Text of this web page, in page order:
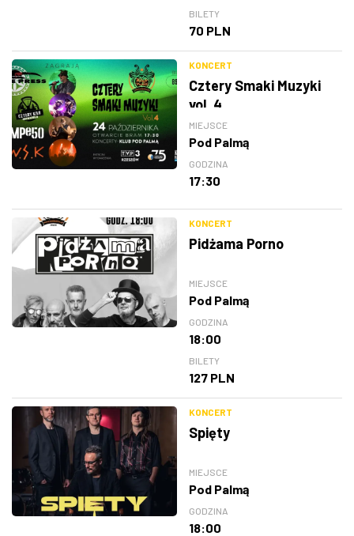
BILETY
70 PLN
KONCERT
Cztery Smaki Muzyki
vol. 4
MIEJSCE
Pod Palmą
GODZINA
17:30
KONCERT
Pidżama Porno
MIEJSCE
Pod Palmą
GODZINA
18:00
BILETY
127 PLN
KONCERT
Spięty
MIEJSCE
Pod Palmą
GODZINA
18:00